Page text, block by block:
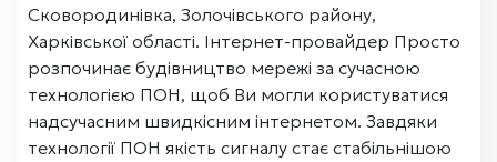
Сковородинівка, Золочівського району,
Харківської області. Інтернет-провайдер Просто
розпочинає будівництво мережі за сучасною
технологією ПОН, щоб Ви могли користуватися
надсучасним швидкісним інтернетом. Завдяки
технології ПОН якість сигналу стає стабільнішою